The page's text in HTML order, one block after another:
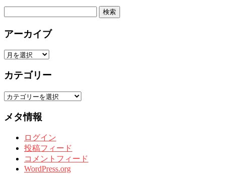
アーカイブ
ア
カ
ブ
カテゴリー
カ
ゴ
メタ情報
ログイン
投稿フィード
コメントフィード
WordPress.org